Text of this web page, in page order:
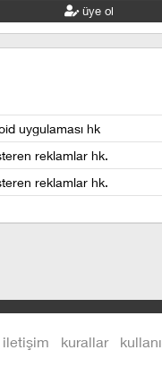
üye ol
uygulaması hk
reklamlar hk.
reklamlar hk.
iletişim kurallar